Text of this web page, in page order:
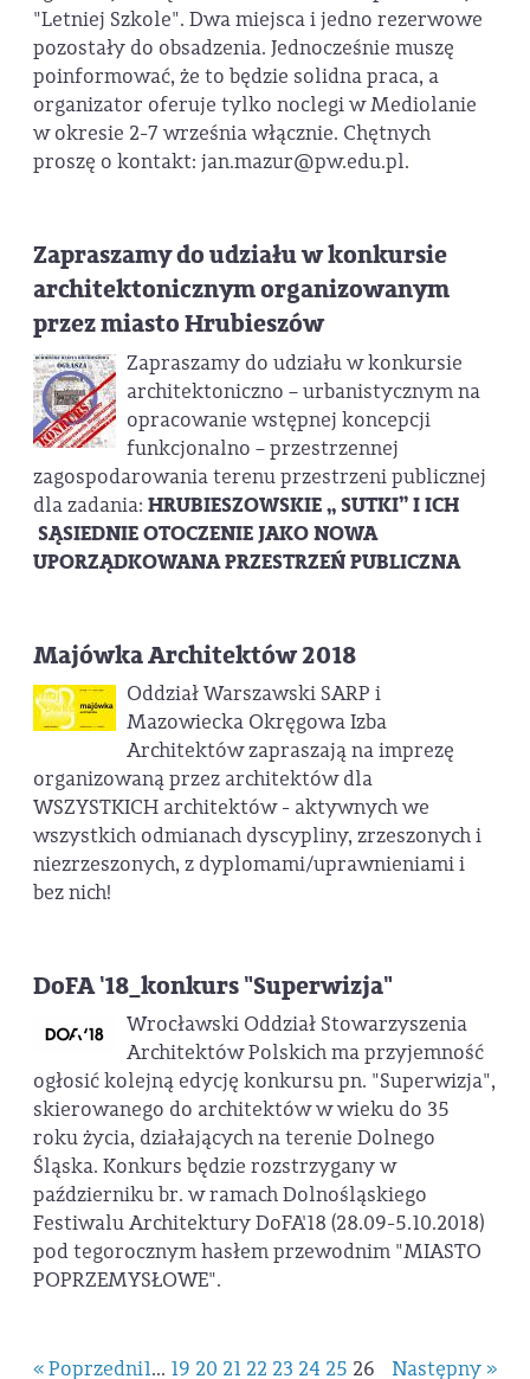
"Letniej Szkole". Dwa miejsca i jedno rezerwowe
pozostały do obsadzenia. Jednocześnie muszę
poinformować, że to będzie solidna praca, a
organizator oferuje tylko noclegi w Mediolanie
w okresie 2-7 września włącznie. Chętnych
proszę o kontakt: jan.mazur@pw.edu.pl.
Zapraszamy do udziału w konkursie
architektonicznym organizowanym
przez miasto Hrubieszów
Zapraszamy do udziału w konkursie
architektoniczno – urbanistycznym na
opracowanie wstępnej koncepcji
funkcjonalno – przestrzennej
zagospodarowania terenu przestrzeni publicznej
dla zadania: HRUBIESZOWSKIE ,, SUTKI” I ICH
SĄSIEDNIE OTOCZENIE JAKO NOWA
UPORZĄDKOWANA PRZESTRZEŃ PUBLICZNA
Majówka Architektów 2018
Oddział Warszawski SARP i
Mazowiecka Okręgowa Izba
Architektów zapraszają na imprezę
organizowaną przez architektów dla
WSZYSTKICH architektów - aktywnych we
wszystkich odmianach dyscypliny, zrzeszonych i
niezrzeszonych, z dyplomami/uprawnieniami i
bez nich!
DoFA '18_konkurs "Superwizja"
Wrocławski Oddział Stowarzyszenia
Architektów Polskich ma przyjemność
ogłosić kolejną edycję konkursu pn. "Superwizja",
skierowanego do architektów w wieku do 35
roku życia, działających na terenie Dolnego
Śląska. Konkurs będzie rozstrzygany w
październiku br. w ramach Dolnośląskiego
Festiwalu Architektury DoFA'18 (28.09-5.10.2018)
pod tegorocznym hasłem przewodnim "MIASTO
POPRZEMYSŁOWE".
« Poprzedni Następny »
1... 19 20 21 22 23 24 25 26